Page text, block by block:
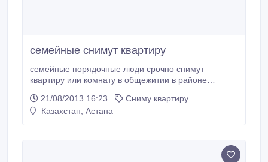
семейные снимут квартиру
семейные порядочные люди срочно снимут
квартиру или комнату в общежитии в районе
длительный срок.
21/08/2013 16:23
Сниму квартиру
Казахстан, Астана